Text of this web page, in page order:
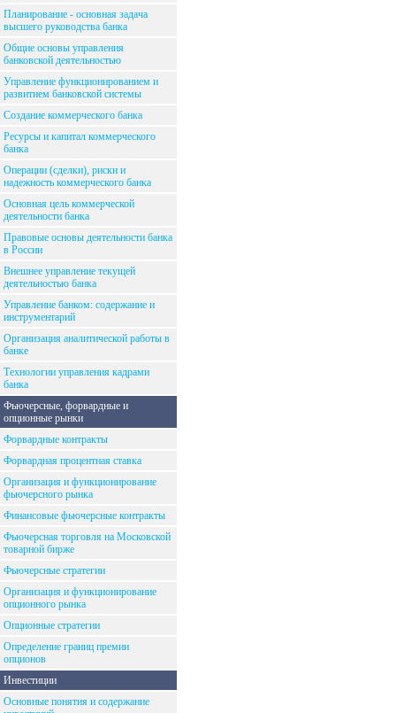
Планирование - основная задача
высшего руководства банка
Общие основы управления
банковской деятельностью
Управление функционированием и
развитием банковской системы
Создание коммерческого банка
Ресурсы и капитал коммерческого
банка
Операции (сделки), риски и
надежность коммерческого банка
Основная цель коммерческой
деятельности банка
Правовые основы деятельности банка
в России
Внешнее управление текущей
деятельностью банка
Управление банком: содержание и
инструментарий
Организация аналитической работы в
банке
Технологии управления кадрами
банка
Фьючерсные, форвардные и
опционные рынки
Форвардные контракты
Форвардная процентная ставка
Организация и функционирование
фьючерсного рынка
Финансовые фьючерсные контракты
Фьючерсная торговля на Московской
товарной бирже
Фьючерсные стратегии
Организация и функционирование
опционного рынка
Опционные стратегии
Определение границ премии
опционов
Инвестиции
Основные понятия и содержание